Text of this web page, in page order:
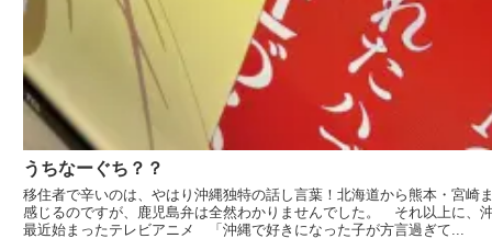
うちなーぐち？？
移住者で辛いのは、やはり沖縄独特の話し言葉！北海道から熊本・宮崎
感じるのですが、鹿児島弁は全然わかりませんでした。 それ以上に、
最近始まったテレビアニメ 「沖縄で好きになった子が方言過ぎて...